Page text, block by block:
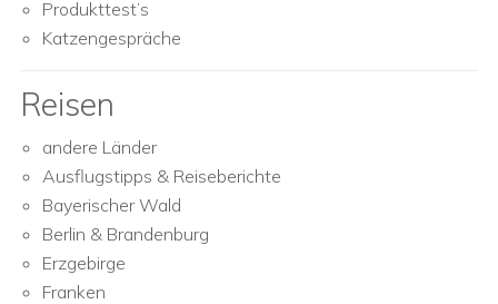
Produkttest’s
Katzengespräche
Reisen
andere Länder
Ausflugstipps & Reiseberichte
Bayerischer Wald
Berlin & Brandenburg
Erzgebirge
Franken